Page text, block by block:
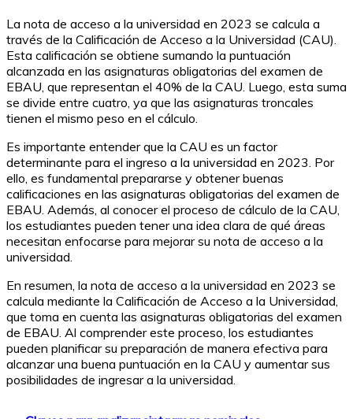
La nota de acceso a la universidad en 2023 se calcula a
través de la Calificación de Acceso a la Universidad (CAU).
Esta calificación se obtiene sumando la puntuación
alcanzada en las asignaturas obligatorias del examen de
EBAU, que representan el 40% de la CAU. Luego, esta suma
se divide entre cuatro, ya que las asignaturas troncales
tienen el mismo peso en el cálculo.
Es importante entender que la CAU es un factor
determinante para el ingreso a la universidad en 2023. Por
ello, es fundamental prepararse y obtener buenas
calificaciones en las asignaturas obligatorias del examen de
EBAU. Además, al conocer el proceso de cálculo de la CAU,
los estudiantes pueden tener una idea clara de qué áreas
necesitan enfocarse para mejorar su nota de acceso a la
universidad.
En resumen, la nota de acceso a la universidad en 2023 se
calcula mediante la Calificación de Acceso a la Universidad,
que toma en cuenta las asignaturas obligatorias del examen
de EBAU. Al comprender este proceso, los estudiantes
pueden planificar su preparación de manera efectiva para
alcanzar una buena puntuación en la CAU y aumentar sus
posibilidades de ingresar a la universidad.